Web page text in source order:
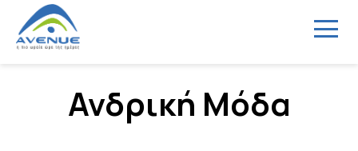
Menu
Ανδρική Μόδα